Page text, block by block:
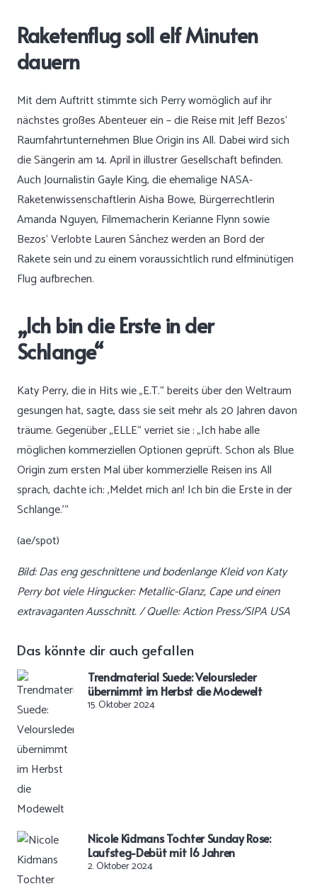
Raketenflug soll elf Minuten
dauern
Mit dem Auftritt stimmte sich Perry womöglich auf ihr
nächstes großes Abenteuer ein – die Reise mit Jeff Bezos‘
Raumfahrtunternehmen Blue Origin ins All. Dabei wird sich
die Sängerin am 14. April in illustrer Gesellschaft befinden.
Auch Journalistin Gayle King, die ehemalige NASA-
Raketenwissenschaftlerin Aisha Bowe, Bürgerrechtlerin
Amanda Nguyen, Filmemacherin Kerianne Flynn sowie
Bezos‘ Verlobte Lauren Sánchez werden an Bord der
Rakete sein und zu einem voraussichtlich rund elfminütigen
Flug aufbrechen.
„Ich bin die Erste in der
Schlange“
Katy Perry, die in Hits wie „E.T.“ bereits über den Weltraum
gesungen hat, sagte, dass sie seit mehr als 20 Jahren davon
träume. Gegenüber „ELLE“ verriet sie : „Ich habe alle
möglichen kommerziellen Optionen geprüft. Schon als Blue
Origin zum ersten Mal über kommerzielle Reisen ins All
sprach, dachte ich: ‚Meldet mich an! Ich bin die Erste in der
Schlange.'“
(ae/spot)
Bild: Das eng geschnittene und bodenlange Kleid von Katy
Perry bot viele Hingucker: Metallic-Glanz, Cape und einen
extravaganten Ausschnitt. / Quelle: Action Press/SIPA USA
Das könnte dir auch gefallen
Trendmaterial Suede: Veloursleder
übernimmt im Herbst die Modewelt
15. Oktober 2024
Nicole Kidmans Tochter Sunday Rose:
Laufsteg-Debüt mit 16 Jahren
2. Oktober 2024